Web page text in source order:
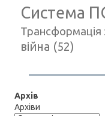
Система
Трансформація
війна (52)
Архів
Архіви